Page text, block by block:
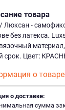
товара
Люксан -
без латекса.
срок. Цвет:
о товаре
о доставке:
сумма